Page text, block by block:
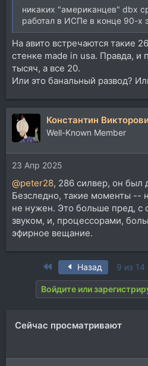
никаких "американцев" dbx
работал в ИСПе в конце 90-х
На авито встречаются такие
стенке made in usa. Правда, и
тысяч, а все 20.
Или это банальный развод?
Константин
Well-Known Member
23 Апр 2025
@peter28, 286 силвер, он
Безследно, такие моменты --
не нужен. Это больше пред, с
звуком, и, процессорами,
эфирное вещание.
First Назад 9 из 14
Войдите или
Сейчас просматривают